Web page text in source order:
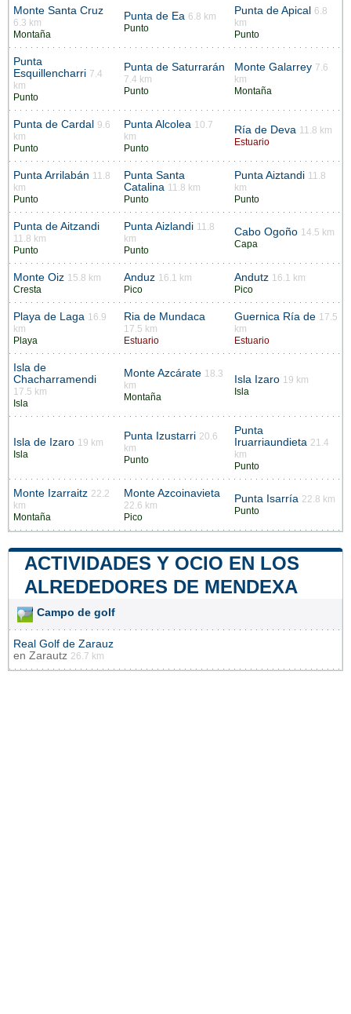
Monte Santa Cruz
6.3 km
Montaña
Punta de Ea 6.8 km
Punto
Punta de Apical
6.8
km
Punto
Punta
Esquillencharri 7.4
km
Punto
Punta de Saturrarán
7.4 km
Punto
Monte Galarrey 7.6
km
Montaña
Punta de Cardal
9.6
km
Punto
Punta Alcolea 10.7
km
Punto
Ría de Deva 11.8 km
Estuario
Punta Arrilabán 11.8
km
Punto
Punta Santa
Catalina 11.8 km
Punto
Punta Aiztandi 11.8
km
Punto
Punta de Aitzandi
11.8 km
Punto
Punta Aizlandi 11.8
km
Punto
Cabo Ogoño 14.5 km
Capa
Monte Oiz 15.8 km
Cresta
Anduz 16.1 km
Pico
Andutz 16.1 km
Pico
Playa de Laga 16.9
km
Playa
Ria de Mundaca
17.5 km
Estuario
Guernica Ría de 17.5
km
Estuario
Isla de
Chacharramendi
17.5 km
Isla
Monte Azcárate 18.3
km
Montaña
Isla Izaro 19 km
Isla
Isla de Izaro 19 km
Isla
Punta Izustarri 20.6
km
Punto
Punta
Iruarriaundieta 21.4
km
Punto
Monte Izarraitz 22.2
km
Montaña
Monte Azcoinavieta
22.6 km
Pico
Punta Isarría 22.8 km
Punto
ACTIVIDADES Y OCIO EN LOS
ALREDEDORES DE MENDEXA
Campo de golf
Real Golf de Zarauz
en Zarautz 26.7 km